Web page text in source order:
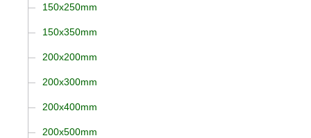
150x250mm
150x350mm
200x200mm
200x300mm
200x400mm
200x500mm